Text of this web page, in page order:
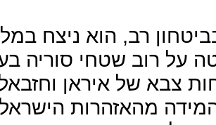
רב, הוא ניצח
על רוב שטחי סוריה
צבא של איראן
מהאזהרות